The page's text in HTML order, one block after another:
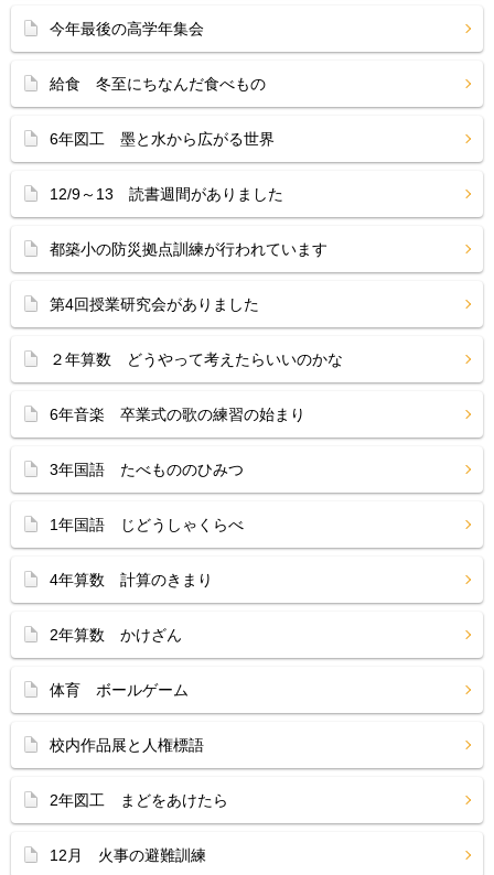
今年最後の高学年集会
給食 冬至にちなんだ食べもの
6年図工 墨と水から広がる世界
12/9～13 読書週間がありました
都築小の防災拠点訓練が行われています
第4回授業研究会がありました
２年算数 どうやって考えたらいいのかな
6年音楽 卒業式の歌の練習の始まり
3年国語 たべもののひみつ
1年国語 じどうしゃくらべ
4年算数 計算のきまり
2年算数 かけざん
体育 ボールゲーム
校内作品展と人権標語
2年図工 まどをあけたら
12月 火事の避難訓練